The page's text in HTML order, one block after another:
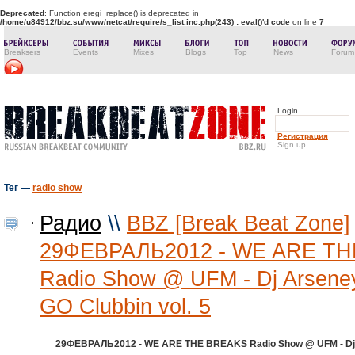
Deprecated: Function eregi_replace() is deprecated in
/home/u84912/bbz.su/www/netcat/require/s_list.inc.php(243) : eval()'d code on line 7
Breaksers Events Mixes Blogs Top News Forum
Login
Регистрация
Sign up
Тег — radio show
Радио \\ BBZ [Break Beat Zone]
29ФЕВРАЛЬ2012 - WE ARE
Radio Show @ UFM - Dj
GO Clubbin vol. 5
29ФЕВРАЛЬ2012 - WE ARE THE BREAKS Radio Show @ UFM -